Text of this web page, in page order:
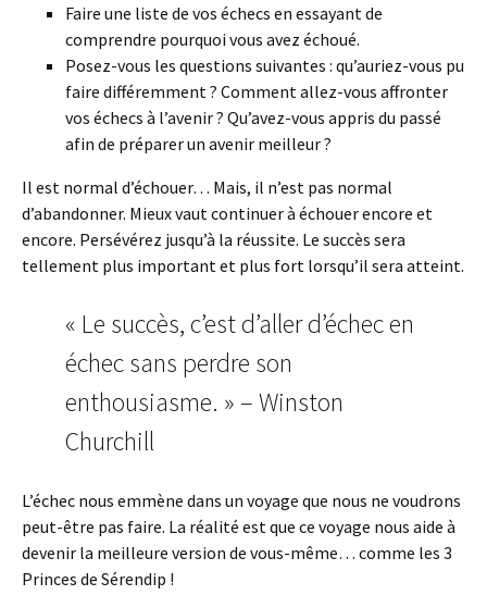
Faire une liste de vos échecs en essayant de
comprendre pourquoi vous avez échoué.
Posez-vous les questions suivantes : qu’auriez-vous pu
faire différemment ? Comment allez-vous affronter
vos échecs à l’avenir ? Qu’avez-vous appris du passé
afin de préparer un avenir meilleur ?
Il est normal d’échouer… Mais, il n’est pas normal
d’abandonner. Mieux vaut continuer à échouer encore et
encore. Persévérez jusqu’à la réussite. Le succès sera
tellement plus important et plus fort lorsqu’il sera atteint.
« Le succès, c’est d’aller d’échec en
échec sans perdre son
enthousiasme. » – Winston
Churchill
L’échec nous emmène dans un voyage que nous ne voudrons
peut-être pas faire. La réalité est que ce voyage nous aide à
devenir la meilleure version de vous-même… comme les 3
Princes de Sérendip !